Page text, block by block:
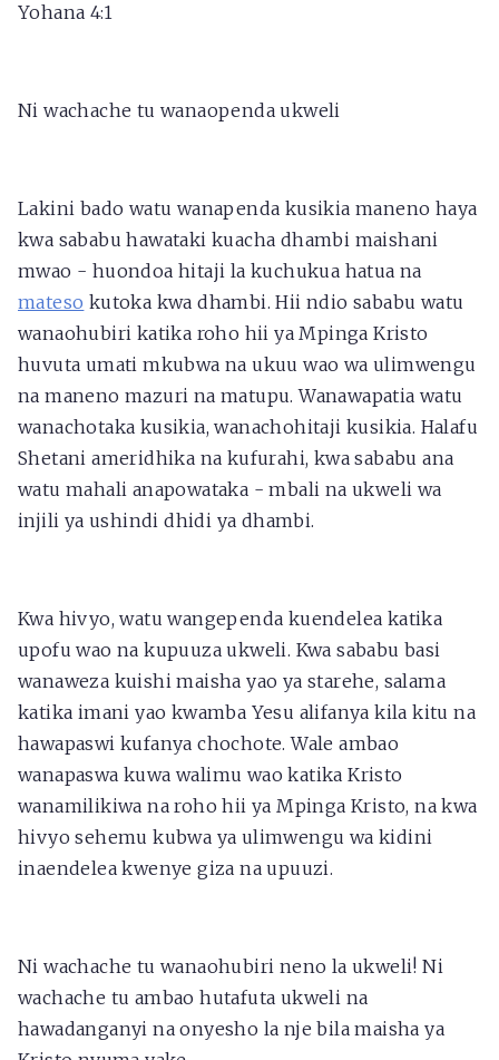
Yohana 4:1
Ni wachache tu wanaopenda ukweli
Lakini bado watu wanapenda kusikia maneno haya
kwa sababu hawataki kuacha dhambi maishani
mwao - huondoa hitaji la kuchukua hatua na
mateso kutoka kwa dhambi. Hii ndio sababu watu
wanaohubiri katika roho hii ya Mpinga Kristo
huvuta umati mkubwa na ukuu wao wa ulimwengu
na maneno mazuri na matupu. Wanawapatia watu
wanachotaka kusikia, wanachohitaji kusikia. Halafu
Shetani ameridhika na kufurahi, kwa sababu ana
watu mahali anapowataka - mbali na ukweli wa
injili ya ushindi dhidi ya dhambi.
Kwa hivyo, watu wangependa kuendelea katika
upofu wao na kupuuza ukweli. Kwa sababu basi
wanaweza kuishi maisha yao ya starehe, salama
katika imani yao kwamba Yesu alifanya kila kitu na
hawapaswi kufanya chochote. Wale ambao
wanapaswa kuwa walimu wao katika Kristo
wanamilikiwa na roho hii ya Mpinga Kristo, na kwa
hivyo sehemu kubwa ya ulimwengu wa kidini
inaendelea kwenye giza na upuuzi.
Ni wachache tu wanaohubiri neno la ukweli! Ni
wachache tu ambao hutafuta ukweli na
hawadanganyi na onyesho la nje bila maisha ya